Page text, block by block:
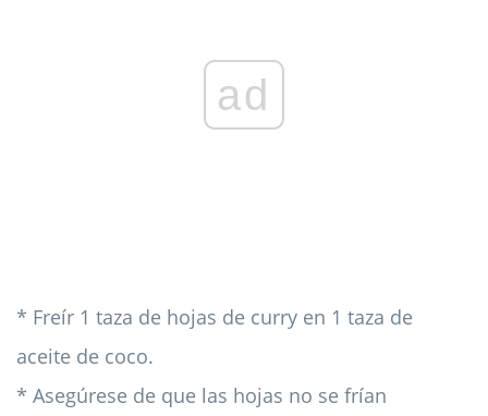
ad
* Freír 1 taza de hojas de curry en 1 taza de
aceite de coco.
* Asegúrese de que las hojas no se frían